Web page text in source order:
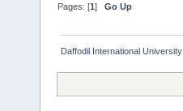
Pages: [1]Go Up
Daffodil International University